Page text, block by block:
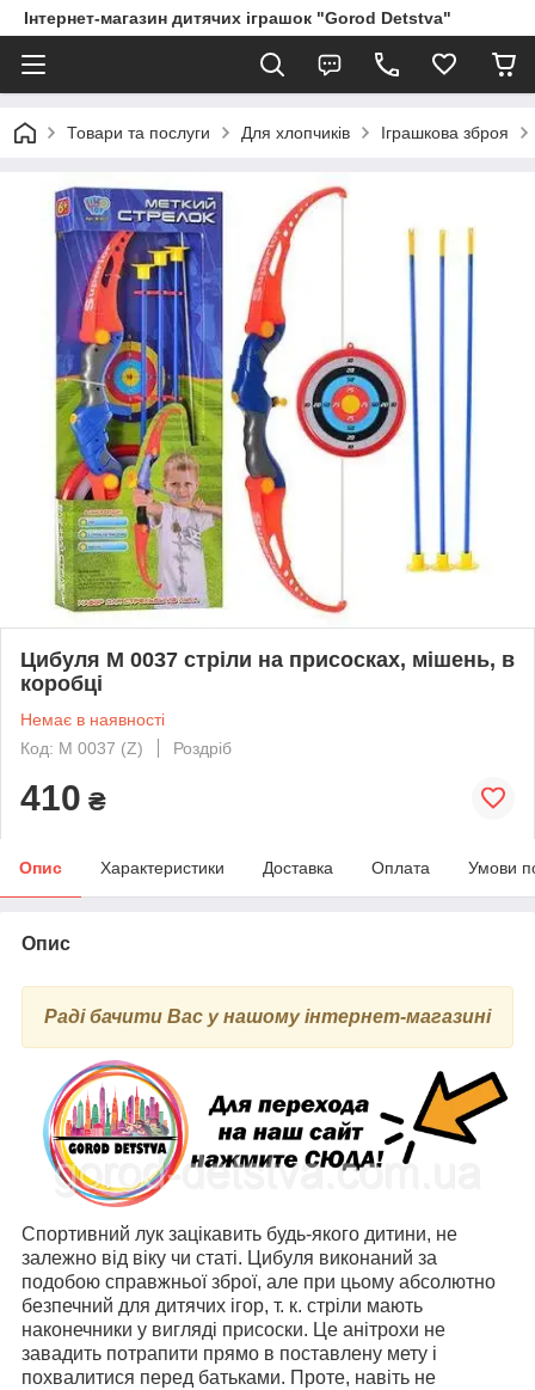
Інтернет-магазин дитячих іграшок "Gorod Detstva"
Товари та послуги Для хлопчиків Іграшкова зброя
Цибуля M 0037 стріли на присосках, мішень, в
коробці
Немає в наявності
Код: M 0037 (Z)
Роздріб
410 ₴
Опис Характеристики Доставка Оплата Умови
Опис
Раді бачити Вас у нашому інтернет-магазині
Спортивний лук зацікавить будь-якого дитини, не
залежно від віку чи статі. Цибуля виконаний за
подобою справжньої зброї, але при цьому абсолютно
безпечний для дитячих ігор, т. к. стріли мають
наконечники у вигляді присоски. Це анітрохи не
завадить потрапити прямо в поставлену мету і
похвалитися перед батьками. Проте, навіть не